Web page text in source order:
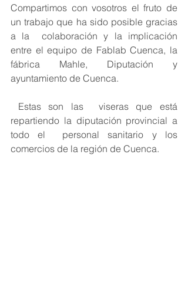
Compartimos con vosotros el fruto de
un trabajo que ha sido posible gracias
a la  colaboración y la implicación
entre el equipo de Fablab Cuenca, la
fábrica Mahle, Diputación y
ayuntamiento de Cuenca.
repartiendo la diputación provincial a
todo el  personal sanitario y los
comercios de la región de Cuenca.